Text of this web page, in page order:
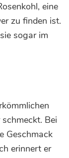
eine
zu finden ist.
sogar im
Bei
Geschmack
erinnert er